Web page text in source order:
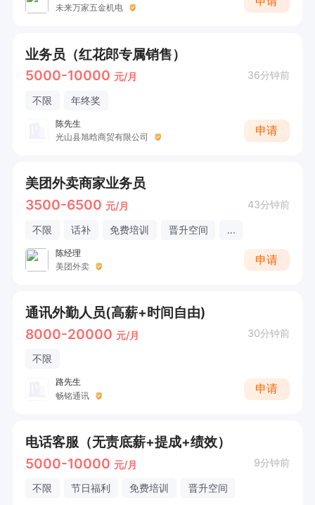
未来万家五金机电
业务员（红花郎专属销售）
5000-10000 元/月 36分钟前
不限 年终奖
陈先生
光山县旭晗商贸有限公司
申请
美团外卖商家业务员
3500-6500 元/月 43分钟前
不限 话补 免费培训 晋升空间 ...
陈经理
美团外卖
申请
通讯外勤人员(高薪+时间自由)
8000-20000 元/月 30分钟前
不限
路先生
畅铭通讯
申请
电话客服（无责底薪+提成+绩效）
5000-10000 元/月 9分钟前
不限 节日福利 免费培训 晋升空间